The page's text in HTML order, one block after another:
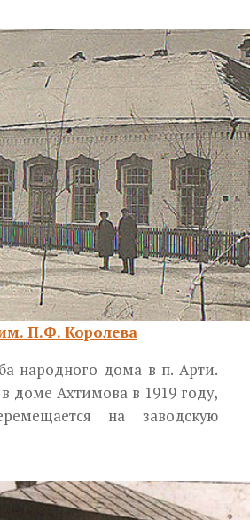
П.Ф. Королева
народного дома в п. Арти.
доме Ахтимова в 1919 году,
на заводскую